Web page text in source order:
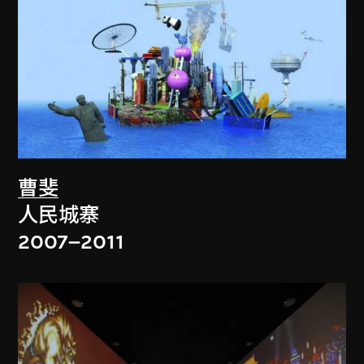
曹斐
人民城寨
2007–2011